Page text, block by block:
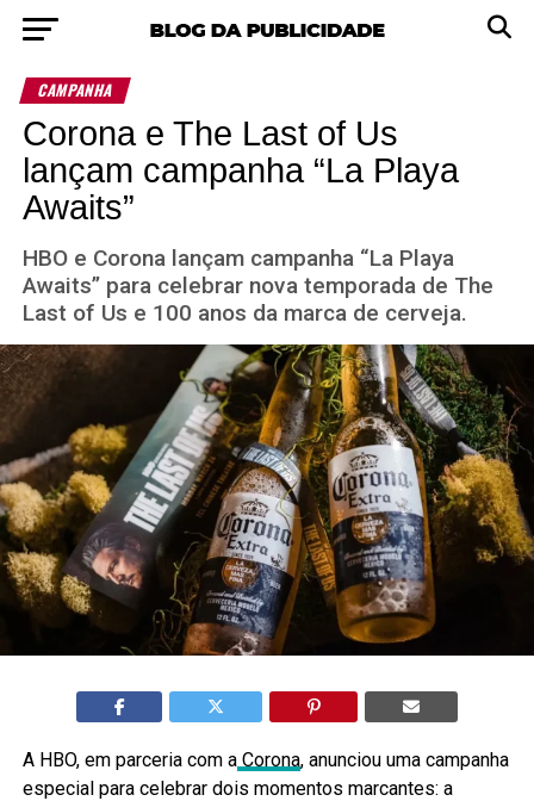
CAMPANHA
Corona e The Last of Us
lançam campanha “La Playa
Awaits”
HBO e Corona lançam campanha “La Playa
Awaits” para celebrar nova temporada de The
Last of Us e 100 anos da marca de cerveja.
A HBO, em parceria com aCorona, anunciou uma campanha
especial para celebrar dois momentos marcantes: a